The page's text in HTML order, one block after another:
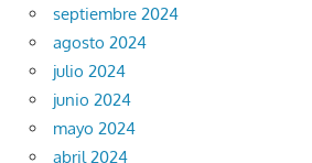
septiembre 2024
agosto 2024
julio 2024
junio 2024
mayo 2024
abril 2024